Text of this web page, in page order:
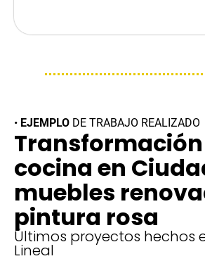
• EJEMPLO DE TRABAJO REALIZADO
cocina en
muebles
pintura rosa
Últimos proyectos hechos
Lineal